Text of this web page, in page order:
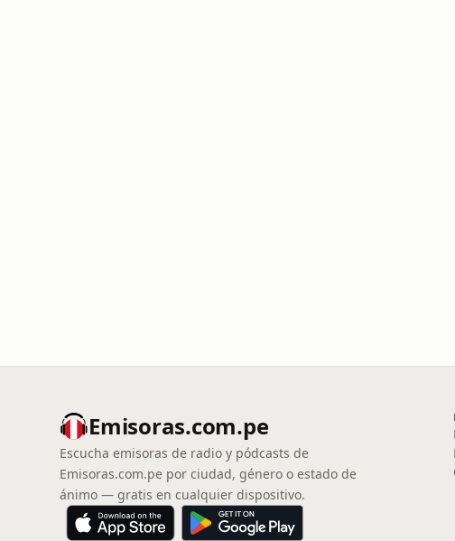
Emisoras.com.pe
Escucha emisoras de radio y pódcasts de
Emisoras.com.pe por ciudad, género o estado de
ánimo — gratis en cualquier dispositivo.